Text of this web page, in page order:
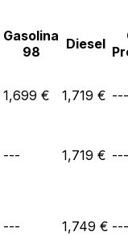
Gasolina
98
Diesel
1,699 € 1,719 € ---
--- 1,719 € ---
--- 1,749 € ---